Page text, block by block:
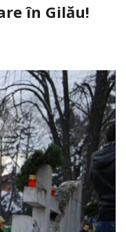
în Gilău!